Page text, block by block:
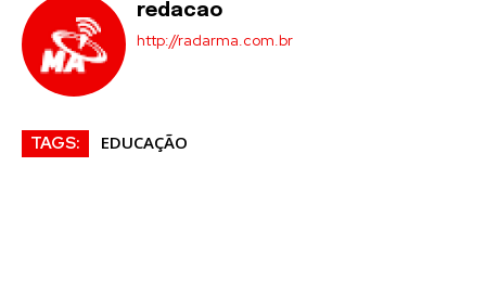
redacao
http://radarma.com.br
TAGS: EDUCAÇÃO